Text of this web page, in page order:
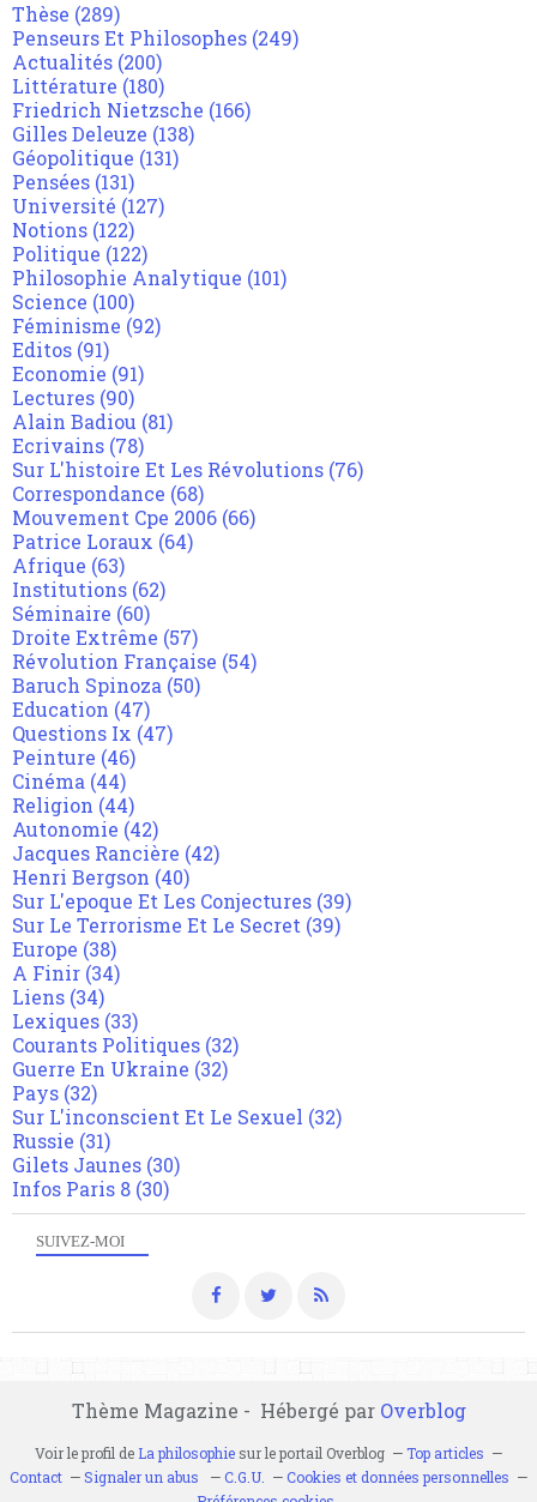
SUIVEZ-MOI
Thèse (289)
Penseurs Et Philosophes (249)
Actualités (200)
Littérature (180)
Friedrich Nietzsche (166)
Gilles Deleuze (138)
Géopolitique (131)
Pensées (131)
Université (127)
Notions (122)
Politique (122)
Philosophie Analytique (101)
Science (100)
Féminisme (92)
Editos (91)
Economie (91)
Lectures (90)
Alain Badiou (81)
Ecrivains (78)
Sur L'histoire Et Les Révolutions (76)
Correspondance (68)
Mouvement Cpe 2006 (66)
Patrice Loraux (64)
Afrique (63)
Institutions (62)
Séminaire (60)
Droite Extrême (57)
Révolution Française (54)
Baruch Spinoza (50)
Education (47)
Questions Ix (47)
Peinture (46)
Cinéma (44)
Religion (44)
Autonomie (42)
Jacques Rancière (42)
Henri Bergson (40)
Sur L'epoque Et Les Conjectures (39)
Sur Le Terrorisme Et Le Secret (39)
Europe (38)
A Finir (34)
Liens (34)
Lexiques (33)
Courants Politiques (32)
Guerre En Ukraine (32)
Pays (32)
Sur L'inconscient Et Le Sexuel (32)
Russie (31)
Gilets Jaunes (30)
Infos Paris 8 (30)
Thème Magazine - Hébergé par Overblog
Voir le profil de La philosophiesur le portail Overblog
Top articles
Contact
Signaler un abus C.G.U.
Cookies et données personnelles